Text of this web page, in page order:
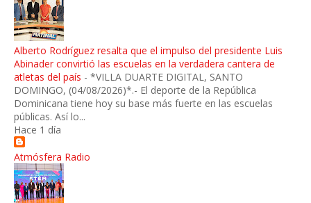
Alberto Rodríguez resalta que el impulso del presidente Luis
Abinader convirtió las escuelas en la verdadera cantera de
atletas del país - *VILLA DUARTE DIGITAL, SANTO
DOMINGO, (04/08/2026)*.- El deporte de la República
Dominicana tiene hoy su base más fuerte en las escuelas
públicas. Así lo...
Hace 1 día
Atmósfera Radio